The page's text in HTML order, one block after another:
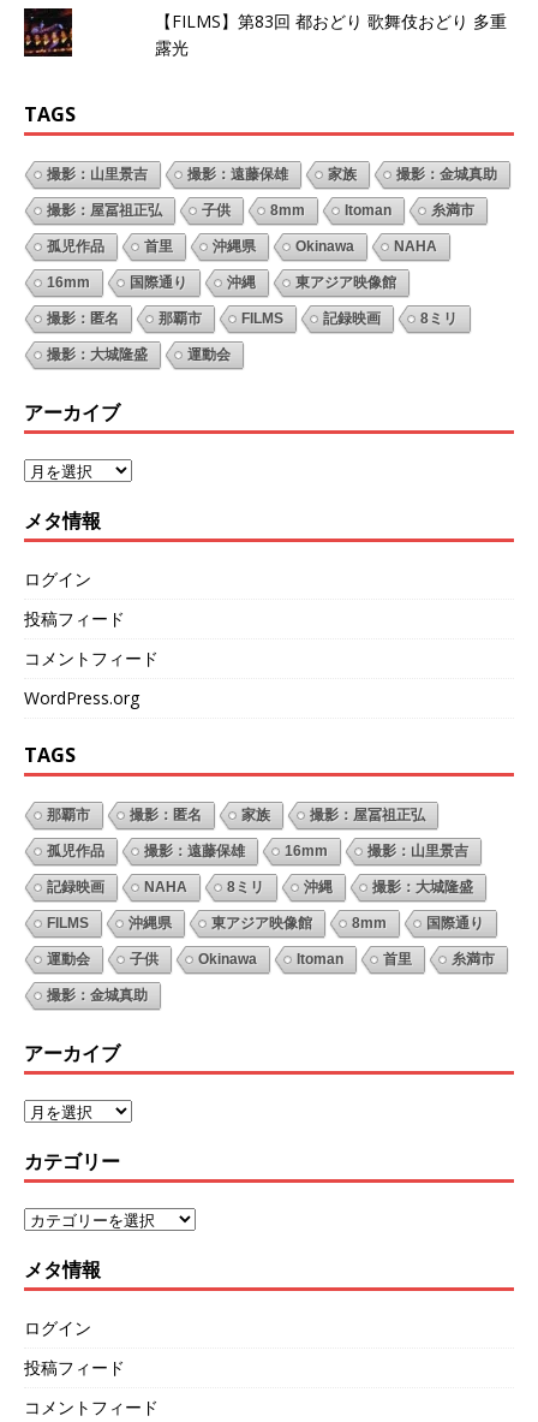
【FILMS】第83回 都おどり 歌舞伎おどり 多重
露光
TAGS
撮影：山里景吉 撮影：遠藤保雄 家族 撮影：金城真助
撮影：屋冨祖正弘 子供 8mm Itoman 糸満市
孤児作品 首里 沖縄県 Okinawa NAHA
16mm 国際通り 沖縄 東アジア映像館
撮影：匿名 那覇市 FILMS 記録映画 8ミリ
撮影：大城隆盛 運動会
アーカイブ
メタ情報
ログイン
投稿フィード
コメントフィード
WordPress.org
TAGS
那覇市 撮影：匿名 家族 撮影：屋冨祖正弘
孤児作品 撮影：遠藤保雄 16mm 撮影：山里景吉
記録映画 NAHA 8ミリ 沖縄 撮影：大城隆盛
FILMS 沖縄県 東アジア映像館 8mm 国際通り
運動会 子供 Okinawa Itoman 首里 糸満市
撮影：金城真助
アーカイブ
カテゴリー
メタ情報
ログイン
投稿フィード
コメントフィード